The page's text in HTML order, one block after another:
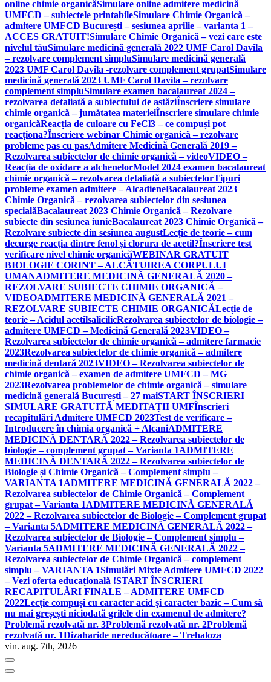
online chimie organicăSimulare online admitere medicină
UMFCD – subiectele printabileSimulare Chimie Organică –
admitere UMFCD București – sesiunea aprilie – varianta 1 –
ACCES GRATUIT!Simulare Chimie Organică – vezi care este
nivelul tăuSimulare medicină generală 2022 UMF Carol Davila
– rezolvare complement simpluSimulare medicină generală
2023 UMF Carol Davila -rezolvare complement grupatSimulare
medicină generală 2023 UMF Carol Davila – rezolvare
complement simpluSimulare examen bacalaureat 2024 –
rezolvarea detaliată a subiectului de astăziÎnscriere simulare
chimie organică – jumătatea materieiÎnscriere simulare chimie
organicăReacția de culoare cu FeCl3 – ce compuși pot
reacționa?Înscriere webinar Chimie organică – rezolvare
probleme pas cu pasAdmitere Medicină Generală 2019 –
Rezolvarea subiectelor de chimie organică – videoVIDEO –
Reacția de oxidare a alchenelorModel 2024 examen bacalaureat
chimie organică – rezolvarea detaliată a subiectelorTipuri
probleme examen admitere – AlcadieneBacalaureat 2023
Chimie Organică – rezolvarea subiectelor din sesiunea
specialăBacalaureat 2023 Chimie Organică – Rezolvare
subiecte din sesiunea iunieBacalaureat 2023 Chimie Organică –
Rezolvare subiecte din sesiunea augustLecție de teorie – cum
decurge reacția dintre fenol și clorura de acetil?Înscriere test
verificare nivel chimie organicăWEBINAR GRATUIT
BIOLOGIE CORINT – ALCĂTUIREA CORPULUI
UMANADMITERE MEDICINĂ GENERALĂ 2020 –
REZOLVARE SUBIECTE CHIMIE ORGANICĂ –
VIDEOADMITERE MEDICINĂ GENERALĂ 2021 –
REZOLVARE SUBIECTE CHIMIE ORGANICĂLecție de
teorie – Acidul acetilsalicilicRezolvarea subiectelor de biologie –
admitere UMFCD – Medicină Generală 2023VIDEO –
Rezolvarea subiectelor de chimie organică – admitere farmacie
2023Rezolvarea subiectelor de chimie organică – admitere
medicină dentară 2023VIDEO – Rezolvarea subiectelor de
chimie organică – examen de admitere UMFCD – MG
2023Rezolvarea problemelor de chimie organică – simulare
medicină generală București – 27 maiSTART ÎNSCRIERI
SIMULARE GRATUITĂ MEDITAȚII UMFÎnscrieri
recapitulări Admitere UMFCD 2023Test de verificare –
Introducere în chimia organică + AlcaniADMITERE
MEDICINĂ DENTARĂ 2022 – Rezolvarea subiectelor de
biologie – complement grupat – Varianta 1ADMITERE
MEDICINĂ DENTARĂ 2022 – Rezolvarea subiectelor de
Biologie și Chimie Organică – Complement simplu –
VARIANTA 1ADMITERE MEDICINĂ GENERALĂ 2022 –
Rezolvarea subiectelor de Chimie Organică – Complement
grupat – Varianta 1ADMITERE MEDICINĂ GENERALĂ
2022 – Rezolvarea subiectelor de Biologie – Complement grupat
– Varianta 5ADMITERE MEDICINĂ GENERALĂ 2022 –
Rezolvarea subiectelor de Biologie – Complement simplu –
Varianta 5ADMITERE MEDICINĂ GENERALĂ 2022 –
Rezolvarea subiectelor de Chimie Organică – complement
simplu – VARIANTA 1Simulări Mixte Admitere UMFCD 2022
– Vezi oferta educațională !START ÎNSCRIERI
RECAPITULĂRI FINALE – ADMITERE UMFCD
2022Lecție compuși cu caracter acid și caracter bazic – Cum să
nu mai greșești niciodată grilele din examenul de admitere?
Problemă rezolvată nr. 3Problemă rezolvată nr. 2Problemă
rezolvată nr. 1Dizaharide nereducătoare – Trehaloza
vin. aug. 7th, 2026